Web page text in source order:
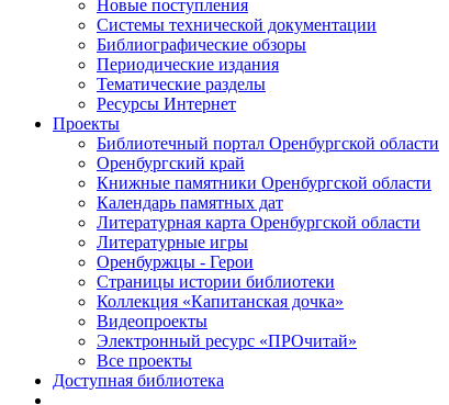
Новые поступления
Cистемы технической документации
Библиографические обзоры
Периодические издания
Тематические разделы
Ресурсы Интернет
Проекты
Библиотечный портал Оренбургской области
Оренбургский край
Книжные памятники Оренбургской области
Календарь памятных дат
Литературная карта Оренбургской области
Литературные игры
Оренбуржцы - Герои
Страницы истории библиотеки
Коллекция «Капитанская дочка»
Видеопроекты
Электронный ресурс «ПРОчитай»
Все проекты
Доступная библиотека